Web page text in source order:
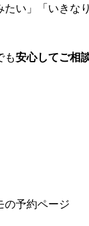
たい」「いき
も安心してご相
の予約ページ